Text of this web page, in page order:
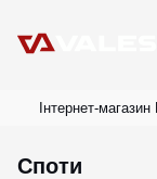
Інтернет-
Споти